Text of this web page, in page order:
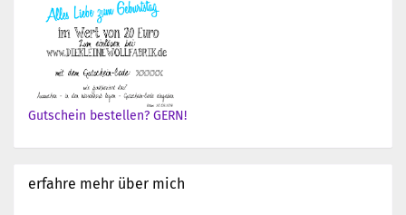
Gutschein bestellen? GERN!
erfahre mehr über mich